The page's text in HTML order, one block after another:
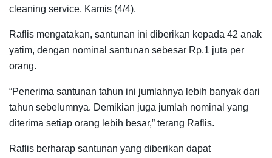
cleaning service, Kamis (4/4).
Raflis mengatakan, santunan ini diberikan kepada 42 anak
yatim, dengan nominal santunan sebesar Rp.1 juta per
orang.
“Penerima santunan tahun ini jumlahnya lebih banyak dari
tahun sebelumnya. Demikian juga jumlah nominal yang
diterima setiap orang lebih besar,” terang Raflis.
Raflis berharap santunan yang diberikan dapat